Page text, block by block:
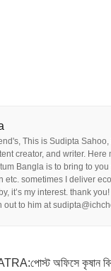
This is Sudipta Sahoo,
creator, and writer. Here
Bangla is to bring to
etc. sometimes I deliver
it’s my interest. thank
out to him at
অফিসে কৃষান